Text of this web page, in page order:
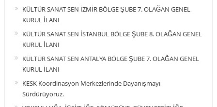
KÜLTÜR SANAT SEN İZMİR BÖLGE ŞUBE 7. OLAĞAN GENEL
KURUL İLANI
KÜLTÜR SANAT SEN İSTANBUL BÖLGE ŞUBE 8. OLAĞAN GENEL
KURUL İLANI
KÜLTÜR SANAT SEN ANTALYA BÖLGE ŞUBE 7. OLAĞAN GENEL
KURUL İLANI
KESK Koordinasyon Merkezlerinde Dayanışmayı
Sürdürüyoruz.